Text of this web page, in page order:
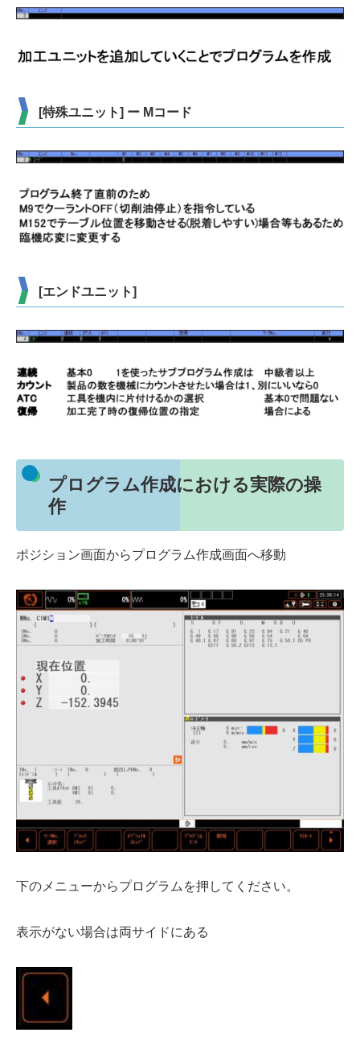
[特殊ユニット] ー Mコード
[エンドユニット]
プログラム作成における実際の操
作
ポジション画面からプログラム作成画面へ移動
下のメニューからプログラムを押してください。
表示がない場合は両サイドにある